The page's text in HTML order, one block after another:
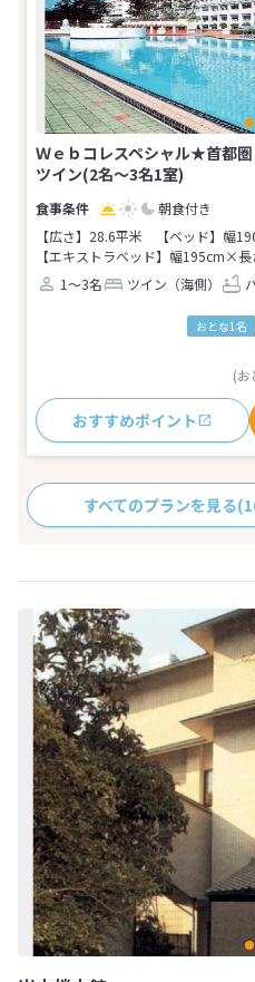
Ｗｅｂコレスペシャル★首都
ツイン(2名～3名1室)
朝食付き
【広さ】28.6平米
【ベッド】幅
【エキストラベッド】幅195cm×長
1～3名
ツイン（海側）
おとな1名
(お
おすすめポイント
すべてのプランを見る